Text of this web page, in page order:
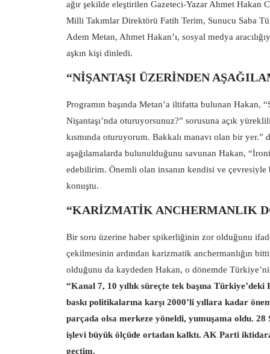
ağır şekilde eleştirilen Gazeteci-Yazar Ahmet Hakan
Milli Takımlar Direktörü Fatih Terim, Sunucu Saba
Adem Metan, Ahmet Hakan’ı, sosyal medya
aşkın kişi dinledi.
“NİŞANTAŞI ÜZERİNDEN
Programın başında Metan’a iltifatta bulunan Hakan,
Nişantaşı’nda oturuyorsunuz?” sorusuna açık
kısmında oturuyorum. Bakkalı manavı olan bir
aşağılamalarda bulunulduğunu savunan Hakan,
edebilirim. Önemli olan insanın kendisi ve çevresiyle
konuştu.
“KARİZMATİK ANCHERMANLIK
Bir soru üzerine haber spikerliğinin zor olduğunu
çekilmesinin ardından karizmatik anchermanlığın
olduğunu da kaydeden Hakan, o dönemde
“Kanal 7, 10 yıllık süreçte tek başına
baskı politikalarına karşı 2000’li yıllara kadar
parçada olsa merkeze yöneldi, yumuşama oldu.
işlevi büyük ölçüde ortadan kalktı. AK Parti
geçtim.